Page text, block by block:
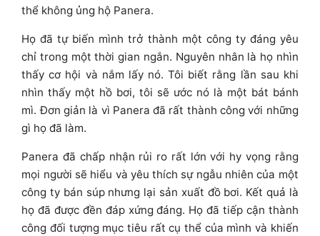
thể không ủng hộ Panera.
Họ đã tự biến mình trở thành một công ty đáng yêu
chỉ trong một thời gian ngắn. Nguyên nhân là họ nhìn
thấy cơ hội và nắm lấy nó. Tôi biết rằng lần sau khi
nhìn thấy một hồ bơi, tôi sẽ ước nó là một bát bánh
mì. Đơn giản là vì Panera đã rất thành công với những
gì họ đã làm.
Panera đã chấp nhận rủi ro rất lớn với hy vọng rằng
mọi người sẽ hiểu và yêu thích sự ngẫu nhiên của một
công ty bán súp nhưng lại sản xuất đồ bơi. Kết quả là
họ đã được đền đáp xứng đáng. Họ đã tiếp cận thành
công đối tượng mục tiêu rất cụ thể của mình và khiến